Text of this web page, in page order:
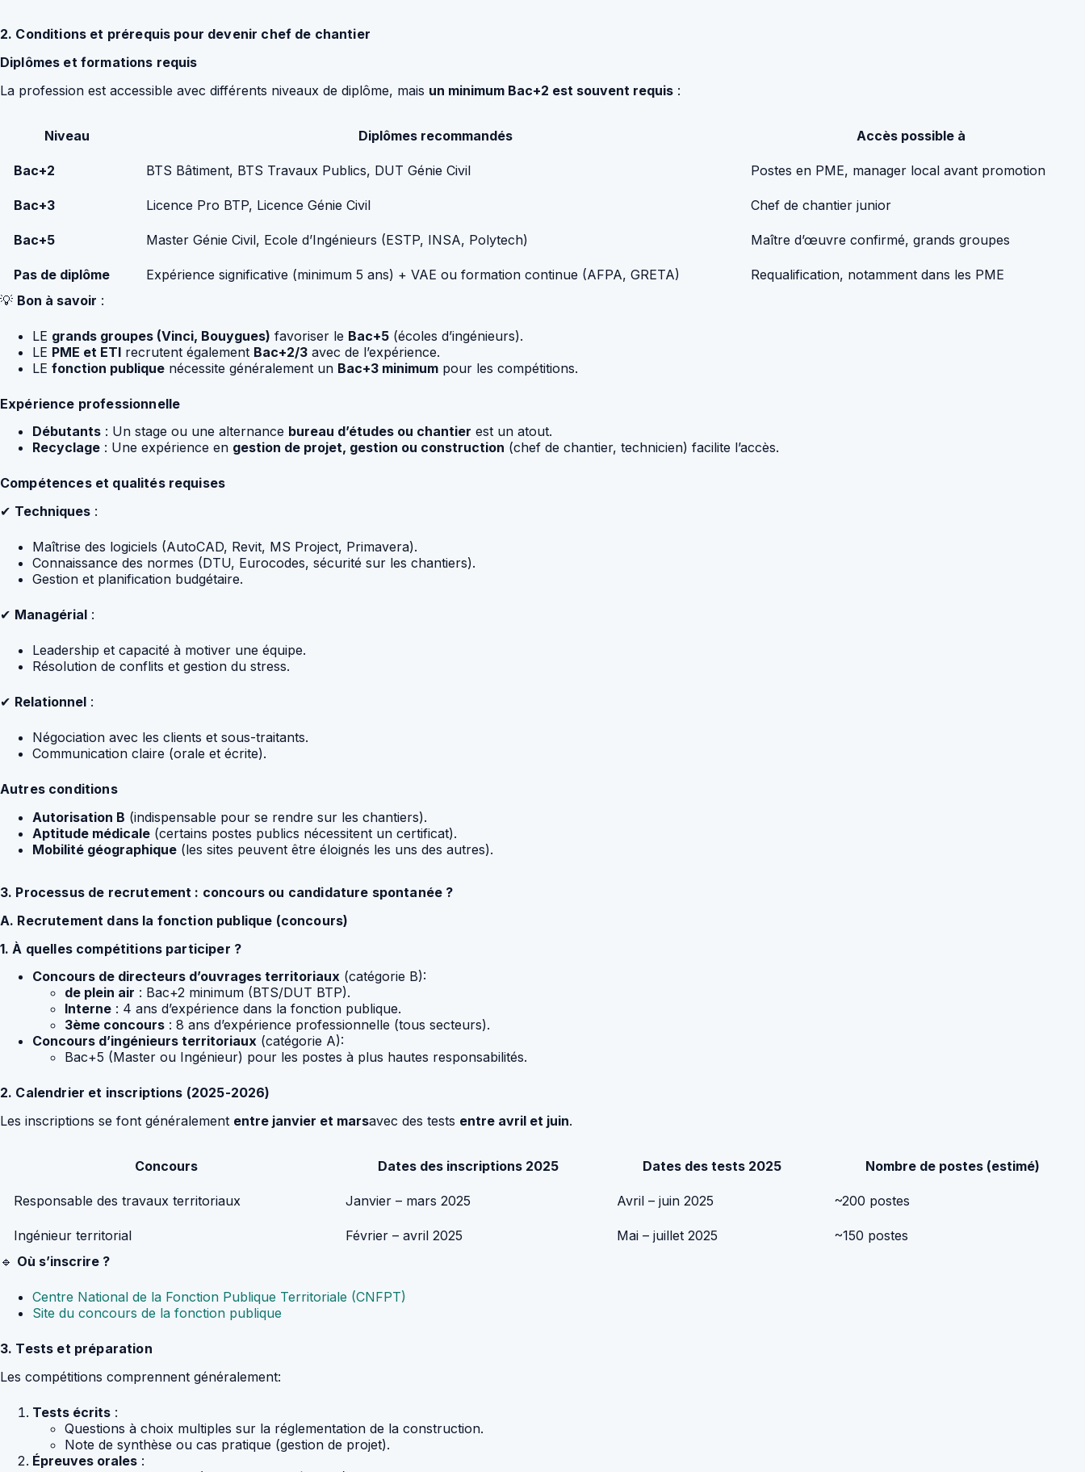
2. Conditions et prérequis pour devenir chef de chantier
Diplômes et formations requis
La profession est accessible avec différents niveaux de diplôme, mais un minimum Bac+2 est souvent requis :
Niveau Diplômes recommandés Accès possible à
Bac+2 BTS Bâtiment, BTS Travaux Publics, DUT Génie Civil Postes en PME, manager local avant promotion
Bac+3 Licence Pro BTP, Licence Génie Civil Chef de chantier junior
Bac+5 Master Génie Civil, Ecole d’Ingénieurs (ESTP, INSA, Polytech) Maître d’œuvre confirmé, grands groupes
Pas de diplôme Expérience significative (minimum 5 ans) + VAE ou formation continue (AFPA, GRETA)
Requalification, notamment dans les PME
💡 Bon à savoir :
LE grands groupes (Vinci, Bouygues) favoriser le Bac+5 (écoles d’ingénieurs).
LE PME et ETI recrutent également Bac+2/3 avec de l’expérience.
LE fonction publique nécessite généralement un Bac+3 minimum pour les compétitions.
Expérience professionnelle
Débutants : Un stage ou une alternance bureau d’études ou chantier est un atout.
Recyclage : Une expérience en gestion de projet, gestion ou construction (chef de chantier, technicien) facilite l’accès.
Compétences et qualités requises
✔ Techniques :
Maîtrise des logiciels (AutoCAD, Revit, MS Project, Primavera).
Connaissance des normes (DTU, Eurocodes, sécurité sur les chantiers).
Gestion et planification budgétaire.
✔ Managérial :
Leadership et capacité à motiver une équipe.
Résolution de conflits et gestion du stress.
✔ Relationnel :
Négociation avec les clients et sous-traitants.
Communication claire (orale et écrite).
Autres conditions
Autorisation B (indispensable pour se rendre sur les chantiers).
Aptitude médicale (certains postes publics nécessitent un certificat).
Mobilité géographique (les sites peuvent être éloignés les uns des autres).
3. Processus de recrutement : concours ou candidature spontanée ?
A. Recrutement dans la fonction publique (concours)
1. À quelles compétitions participer ?
Concours de directeurs d’ouvrages territoriaux (catégorie B):
de plein air : Bac+2 minimum (BTS/DUT BTP).
Interne : 4 ans d’expérience dans la fonction publique.
3ème concours : 8 ans d’expérience professionnelle (tous secteurs).
Concours d’ingénieurs territoriaux (catégorie A):
Bac+5 (Master ou Ingénieur) pour les postes à plus hautes responsabilités.
2. Calendrier et inscriptions (2025-2026)
Les inscriptions se font généralement entre janvier et marsavec des tests entre avril et juin.
Concours Dates des inscriptions 2025 Dates des tests 2025 Nombre de postes (estimé)
Responsable des travaux territoriaux Janvier – mars 2025 Avril – juin 2025 ~200 postes
Ingénieur territorial Février – avril 2025 Mai – juillet 2025
~150 postes
🔹 Où s’inscrire ?
Centre National de la Fonction Publique Territoriale (CNFPT)
Site du concours de la fonction publique
3. Tests et préparation
Les compétitions comprennent généralement:
Tests écrits :
Questions à choix multiples sur la réglementation de la construction.
Note de synthèse ou cas pratique (gestion de projet).
Épreuves orales :